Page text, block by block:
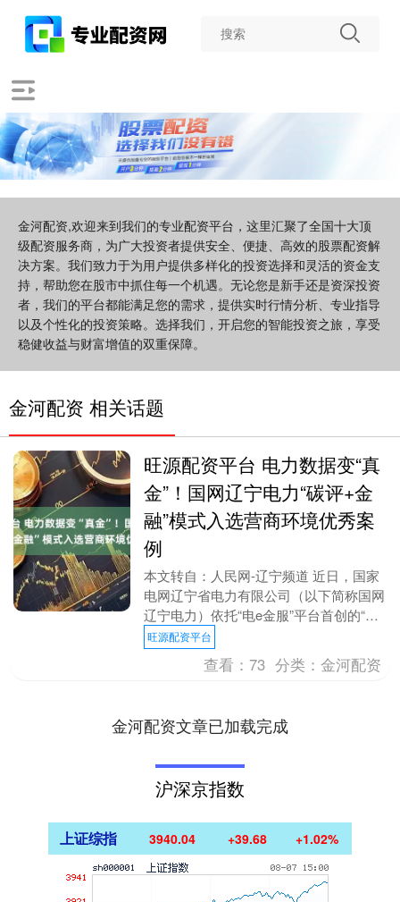
金河配资,欢迎来到我们的专业配资平台，这里汇聚了全国十大顶
级配资服务商，为广大投资者提供安全、便捷、高效的股票配资解
决方案。我们致力于为用户提供多样化的投资选择和灵活的资金支
持，帮助您在股市中抓住每一个机遇。无论您是新手还是资深投资
者，我们的平台都能满足您的需求，提供实时行情分析、专业指导
以及个性化的投资策略。选择我们，开启您的智能投资之旅，享受
稳健收益与财富增值的双重保障。
金河配资 相关话题
旺源配资平台 电力数据变“真
金”！国网辽宁电力“碳评+金
融”模式入选营商环境优秀案
例
本文转自：人民网-辽宁频道 近日，国家
电网辽宁省电力有限公司（以下简称国网
辽宁电力）依托“电e金服”平台首创的“碳
评+金融”服务模式获得省委省政府高度认
可，作为....
旺源配资平台
查看：73 分类：金河配资
金河配资文章已加载完成
沪深京指数
上证综指 3940.04 +39.68 +1.02%